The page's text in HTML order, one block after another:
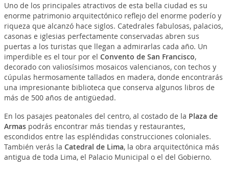
Uno de los principales atractivos de esta bella ciudad es su
enorme patrimonio arquitectónico reflejo del enorme poderío y
riqueza que alcanzó hace siglos. Catedrales fabulosas, palacios,
casonas e iglesias perfectamente conservadas abren sus
puertas a los turistas que llegan a admirarlas cada año. Un
imperdible es el tour por el Convento de San Francisco,
decorado con valiosísimos mosaicos valencianos, con techos y
cúpulas hermosamente tallados en madera, donde encontrarás
una impresionante biblioteca que conserva algunos libros de
más de 500 años de antigüedad.
En los pasajes peatonales del centro, al costado de la Plaza de
Armaspodrás encontrar más tiendas y restaurantes,
escondidos entre las espléndidas construcciones coloniales.
También verás la Catedral de Lima, la obra arquitectónica más
antigua de toda Lima, el Palacio Municipal o el del Gobierno.